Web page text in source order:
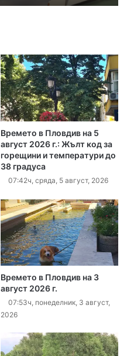
Времето в Пловдив на 5
август 2026 г.: Жълт код за
горещини и температури до
38 градуса
07:42ч, сряда, 5 август, 2026
Времето в Пловдив на 3
август 2026 г.
07:53ч, понеделник, 3 август,
2026